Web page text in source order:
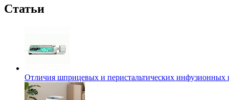
Статьи
Отличия шприцевых и перистальтических инфузионных